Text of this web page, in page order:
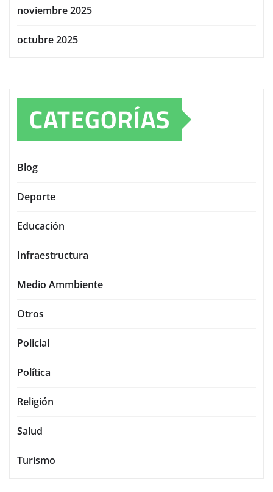
noviembre 2025
octubre 2025
CATEGORÍAS
Blog
Deporte
Educación
Infraestructura
Medio Ammbiente
Otros
Policial
Política
Religión
Salud
Turismo